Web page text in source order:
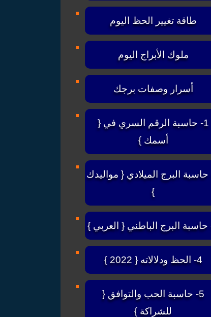
طاقة تغيير الحظ اليوم
ملوك الأبراج اليوم
أسرار وصفات برجك
1- حاسبة الرقم السري في {
أسمك }
حاسبة البرج الميلادي { مواليدك
}
4- الحظ ودلالاته { 2022 }
5- حاسبة الحب والتوافق {
للشراكة }